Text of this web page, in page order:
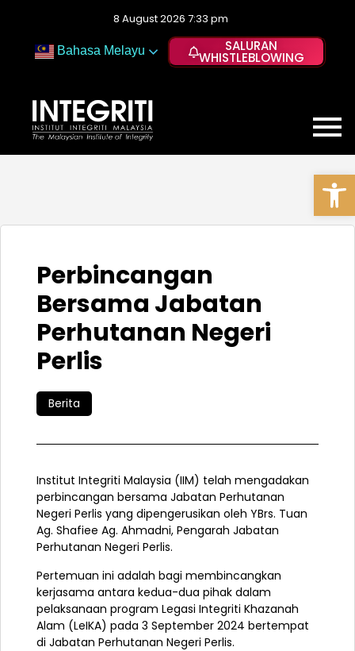
8 August 2026 7:33 pm
Bahasa Melayu SALURAN
WHISTLEBLOWING
Perbincangan
Bersama Jabatan
Perhutanan Negeri
Perlis
Berita
Institut Integriti Malaysia (IIM) telah mengadakan
perbincangan bersama Jabatan Perhutanan
Negeri Perlis yang dipengerusikan oleh YBrs. Tuan
Ag. Shafiee Ag. Ahmadni, Pengarah Jabatan
Perhutanan Negeri Perlis.
Pertemuan ini adalah bagi membincangkan
kerjasama antara kedua-dua pihak dalam
pelaksanaan program Legasi Integriti Khazanah
Alam (LeIKA) pada 3 September 2024 bertempat
di Jabatan Perhutanan Negeri Perlis.